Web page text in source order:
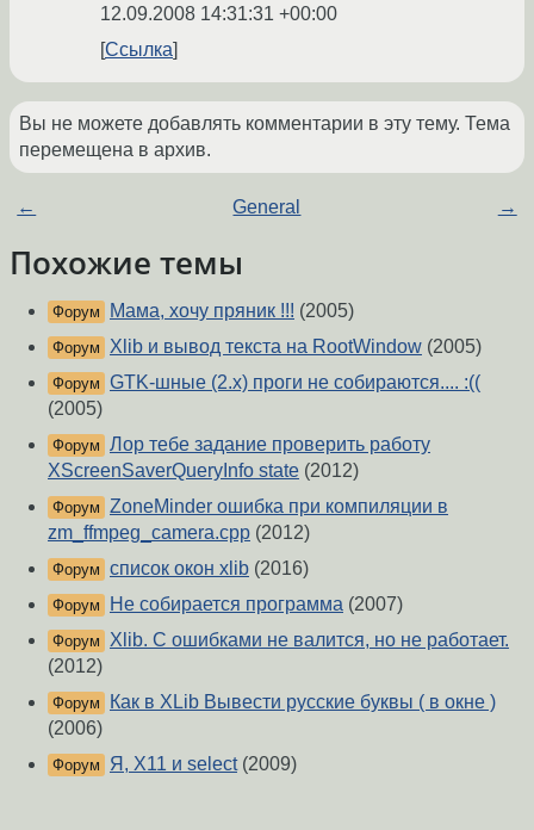
12.09.2008 14:31:31 +00:00
Ссылка
Вы не можете добавлять комментарии в эту тему. Тема
перемещена в архив.
← General →
Похожие темы
Форум Мама, хочу пряник !!! (2005)
Форум Xlib и вывод текста на RootWindow (2005)
Форум GTK-шные (2.х) проги не собираются.... :((
(2005)
Форум Лор тебе задание проверить работу
XScreenSaverQueryInfo state (2012)
Форум ZoneMinder ошибка при компиляции в
zm_ffmpeg_camera.cpp (2012)
Форум список окон xlib (2016)
Форум Не собирается программа (2007)
Форум
Xlib. С ошибками не валится, но не работает.
(2012)
Форум
Как в XLib Вывести русские буквы ( в окне )
(2006)
Форум Я, X11 и select(2009)